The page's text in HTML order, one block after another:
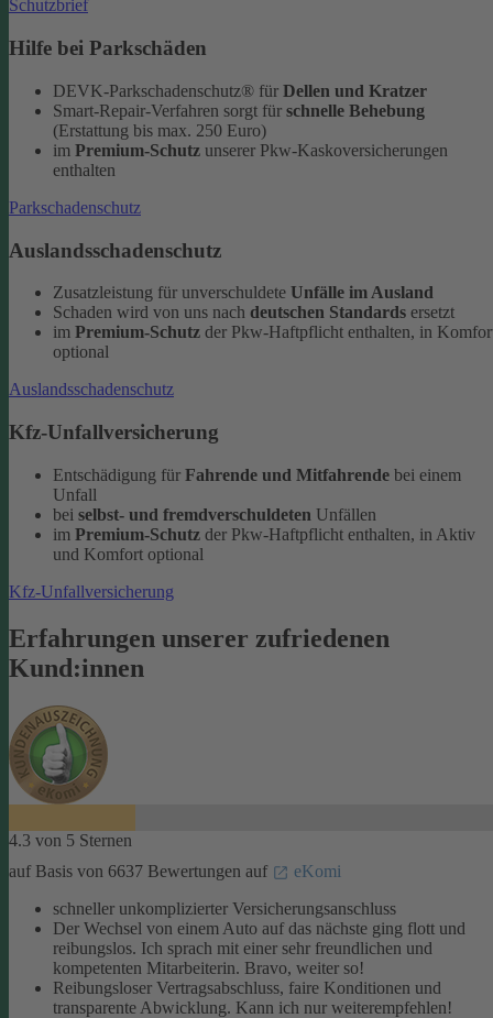
Schutzbrief
Hilfe bei Parkschäden
DEVK-Parkschadenschutz® für Dellen und Kratzer
Smart-Repair-Verfahren sorgt für schnelle Behebung
(Erstattung bis max. 250 Euro)
im Premium-Schutz unserer Pkw-Kaskoversicherungen
enthalten
Parkschadenschutz
Auslandsschadenschutz
Zusatzleistung für unverschuldete Unfälle im Ausland
Schaden wird von uns nach deutschen Standards ersetzt
im Premium-Schutz der Pkw-Haftpflicht enthalten, in
optional
Auslandsschadenschutz
Kfz-Unfallversicherung
Entschädigung für Fahrende und Mitfahrende bei einem
Unfall
bei selbst- und fremdverschuldeten Unfällen
im Premium-Schutz der Pkw-Haftpflicht enthalten, in Aktiv
und Komfort optional
Kfz-Unfallversicherung
Erfahrungen unserer zufriedenen
Kund:innen
4.3 von 5 Sternen
auf Basis von 6637 Bewertungen auf
eKomi
schneller unkomplizierter Versicherungsanschluss
Der Wechsel von einem Auto auf das nächste ging flott und
reibungslos. Ich sprach mit einer sehr freundlichen und
kompetenten Mitarbeiterin. Bravo, weiter so!
Reibungsloser Vertragsabschluss, faire Konditionen und
transparente Abwicklung. Kann ich nur weiterempfehlen!